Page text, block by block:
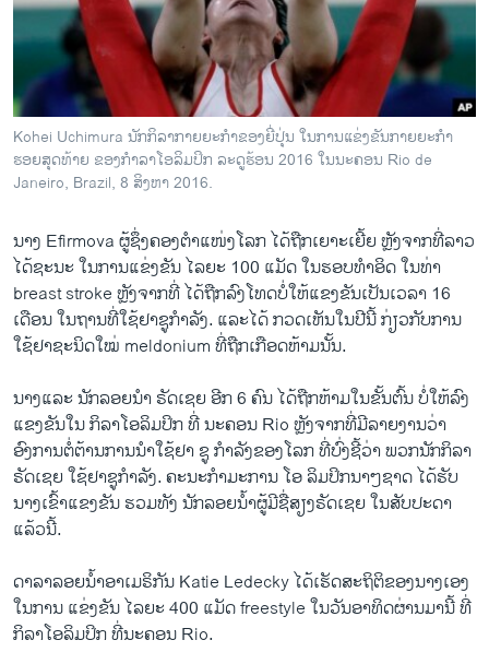
Kohei Uchimura ນັກກິລາກາຍຍະກຳຂອງຍີ່ປຸ່ນ ໃນການແຂ່ງຂັນກາຍຍະກຳ
ຮອຍສຸດທ້າຍ ຂອງກຳລາໂອລິມປິກ ລະດູຮ້ອນ 2016 ໃນນະຄອນ Rio de
Janeiro, Brazil, 8 ສິງຫາ 2016.
ນາງ Efirmova ຜູ້ຊຶ່ງ​ຄອງ​ຕຳ​ແໜ່​ງໂລກ ໄດ້ຖືກເຍາະເຍີ້ຍ ຫຼັງຈາກທີ່ລາວ
ໄດ້ຊະນະ ໃນການແຂ່ງຂັນ ໄລຍະ 100 ແມັດ ໃນຮອບທຳອິດ ໃນທ່າ
breast stroke ຫຼັງຈາກທີ່ ໄດ້ຖືກລົງໂທດບໍ່ໃຫ້ແຂງຂັນເປັນເວລາ 16
ເດືອນ ໃນຖານທີ່ໃຊ້ຢາຊູກຳລັງ. ແລະໄດ້ ກວດເຫັນໃນປີນີ້ ກ່ຽວ​ກັບ​ການ​
ໃຊ້​ຢາ​ຊະນິດ​ໃໝ່ meldonium ທີ່ຖືກ​ເກືອດຫ້າມນັ້ນ.
ນາງແລະ ນັກລອຍນຳ ຣັດເຊຍ ອີກ 6 ຄົນ ໄດ້ຖືກຫ້າມ​ໃນ​ຂັ້ນຕົ້ນ ບໍ່ໃຫ້ລົງ
ແຂງຂັນໃນ ກິລາໂອລິມປິກ ທີ່ ນະຄອນ Rio ຫຼັງຈາກທີ່ມີລາຍງານວ່າ
ອົງການຕໍ່ຕ້ານການນຳໃຊ້ຢາ ຊູ ກຳລັງຂອງໂລກ ທີ່ບົ່ງຊີ້ວ່າ ພວກນັກກິລາ
ຣັດເຊຍ ໃຊ້ຢາຊູກຳລັງ. ຄະນະກຳມະການ ໂອ ລິມປິກນາໆຊາດ ໄດ້ຮັບ
ນາງເຂົ້າແຂງຂັນ ຮວມທັງ ນັກລອຍນ້ຳຜູ້ມີຊື່ສຽງຣັດເຊຍ ໃນສັບປະດາ
ແລ້ວນີ້.
ດາລາລອຍນ້ຳອາເມຣິກັນ Katie Ledecky ໄດ້ເຮັດສະຖິຕິຂອງນາງເອງ
ໃນການ ແຂ່ງຂັນ ໄລຍະ 400 ແມັດ freestyle ໃນວັນອາທິດຜ່ານມານີ້ ທີ່
ກິລາໂອລິມປິກ ທີ່ນະຄອນ Rio.